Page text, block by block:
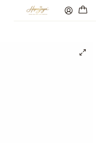
para volar plata